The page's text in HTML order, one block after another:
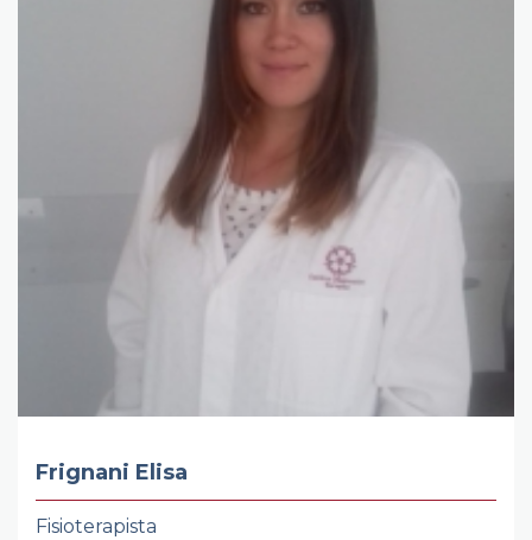
Frignani Elisa
Fisioterapista